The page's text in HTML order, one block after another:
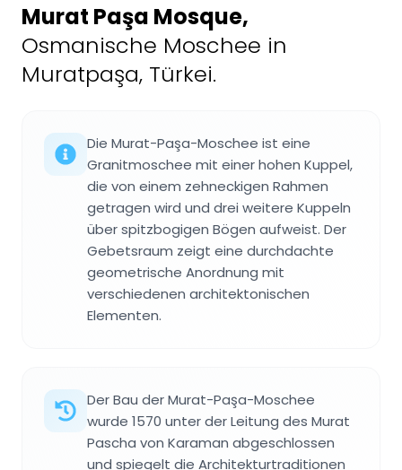
Murat Paşa Mosque,
Osmanische Moschee in
Muratpaşa, Türkei.
Die Murat-Paşa-Moschee ist eine
Granitmoschee mit einer hohen Kuppel,
die von einem zehneckigen Rahmen
getragen wird und drei weitere Kuppeln
über spitzbogigen Bögen aufweist. Der
Gebetsraum zeigt eine durchdachte
geometrische Anordnung mit
verschiedenen architektonischen
Elementen.
Der Bau der Murat-Paşa-Moschee
wurde 1570 unter der Leitung des Murat
Pascha von Karaman abgeschlossen
und spiegelt die Architekturtraditionen